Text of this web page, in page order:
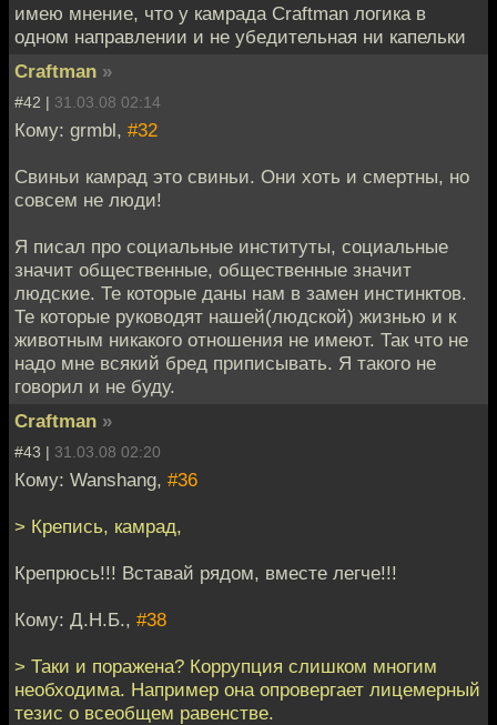
имею мнение, что у камрада Craftman логика в
одном направлении и не убедительная ни капельки
Craftman »
#42 | 31.03.08 02:14
Кому: grmbl, #32
Свиньи камрад это свиньи. Они хоть и смертны, но
совсем не люди!
Я писал про социальные институты, социальные
значит общественные, общественные значит
людские. Те которые даны нам в замен инстинктов.
Те которые руководят нашей(людской) жизнью и к
животным никакого отношения не имеют. Так что не
надо мне всякий бред приписывать. Я такого не
говорил и не буду.
Craftman »
#43 | 31.03.08 02:20
Кому: Wanshang, #36
> Крепись, камрад,
Крепрюсь!!! Вставай рядом, вместе легче!!!
Кому: Д.Н.Б., #38
> Таки и поражена? Коррупция слишком многим
необходима. Например она опровергает лицемерный
тезис о всеобщем равенстве.